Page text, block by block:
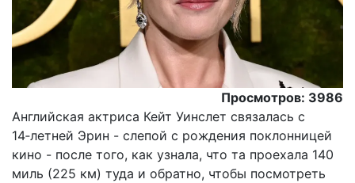
Просмотров: 3986
Английская актриса Кейт Уинслет связалась с
14‑летней Эрин - слепой с рождения поклонницей
кино - после того, как узнала, что та проехала 140
миль (225 км) туда и обратно, чтобы посмотреть